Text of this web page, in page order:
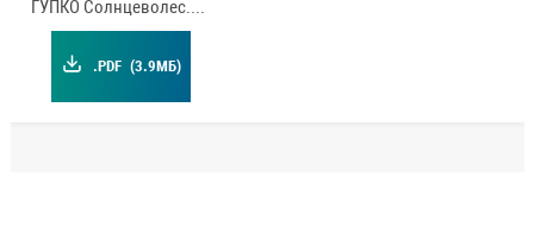
ГУПКО Солнцеволес.pdf
.PDF (3.9МБ)